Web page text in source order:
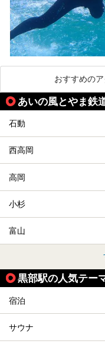
おすすめの
あいの風とやま鉄
石動
西高岡
高岡
小杉
富山
黒部駅の人気テー
宿泊
サウナ